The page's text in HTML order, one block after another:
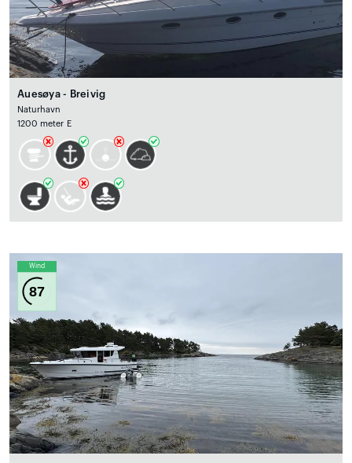
Auesøya - Breivig
Naturhavn
1200 meter E
Wind
87